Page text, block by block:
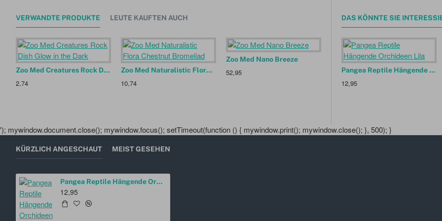
VERWANDTE PRODUKTE LEUTE KAUFTEN AUCH
Zoo Med Creatures Rock Dish Glow in the Dark
2,74
Zoo Med Naturalistic Flora Chestnut Bromeliad
10,74
Zoo Med Nano Breeze
52,95
DAS KÖNNTE SIE
Pangea Reptile Hängende Orchideen Lila
12,95
'); mywindow.document.close(); mywindow.focus(); setTimeout(function () { mywindow.print(); mywindow.close(); }, 500); }
KÜRZLICH ANGESCHAUT MEIST GESEHEN
Pangea Reptile Hängende Orchideen Gelb
12,95